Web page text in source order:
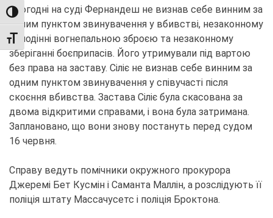
TOGGLE HIGH CONTRAST
TOGGLE FONT SIZE
Сьогодні на суді Фернандеш не визнав себе винним за
одним пунктом звинувачення у вбивстві, незаконному
володінні вогнепальною зброєю та незаконному
зберіганні боєприпасів. Його утримували під вартою
без права на заставу. Сіліє не визнав себе винним за
одним пунктом звинувачення у співучасті після
скоєння вбивства. Застава Сіліє була скасована за
двома відкритими справами, і вона була затримана.
Заплановано, що вони знову постануть перед судом
16 червня.
Справу ведуть помічники окружного прокурора
Джеремі Бет Кусмін і Саманта Маллін, а розслідують її
поліція штату Массачусетс і поліція Броктона.